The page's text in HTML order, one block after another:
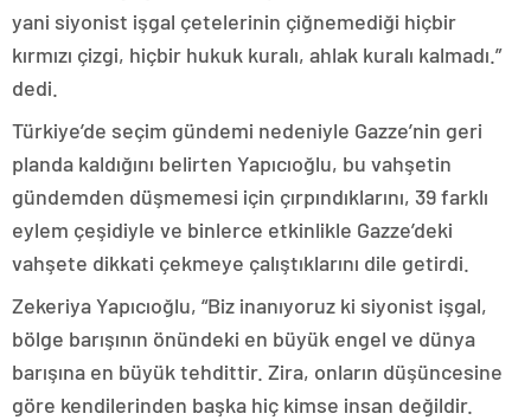
yani siyonist işgal çetelerinin çiğnemediği hiçbir
kırmızı çizgi, hiçbir hukuk kuralı, ahlak kuralı kalmadı.”
dedi.
Türkiye’de seçim gündemi nedeniyle Gazze’nin geri
planda kaldığını belirten Yapıcıoğlu, bu vahşetin
gündemden düşmemesi için çırpındıklarını, 39 farklı
eylem çeşidiyle ve binlerce etkinlikle Gazze’deki
vahşete dikkati çekmeye çalıştıklarını dile getirdi.
Zekeriya Yapıcıoğlu, “Biz inanıyoruz ki siyonist işgal,
bölge barışının önündeki en büyük engel ve dünya
barışına en büyük tehdittir. Zira, onların düşüncesine
göre kendilerinden başka hiç kimse insan değildir.